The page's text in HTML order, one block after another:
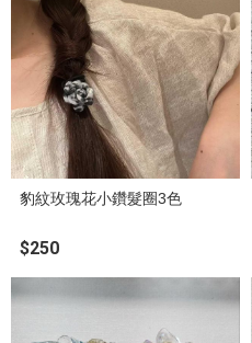
豹紋玫瑰花小鑽髮圈3色
$250